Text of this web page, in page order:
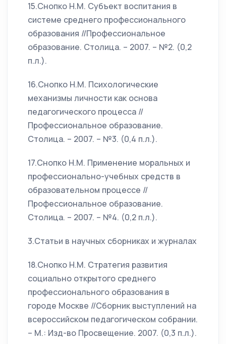
15.Снопко Н.М. Субъект воспитания в
системе среднего профессионального
образования //Профессиональное
образование. Столица. – 2007. – №2. (0,2
п.л.).
16.Снопко Н.М. Психологические
механизмы личности как основа
педагогического процесса //
Профессиональное образование.
Столица. – 2007. – №3. (0,4 п.л.).
17.Снопко Н.М. Применение моральных и
профессионально-учебных средств в
образовательном процессе //
Профессиональное образование.
Столица. – 2007. – №4. (0,2 п.л.).
3.Статьи в научных сборниках и журналах
18.Снопко Н.М. Стратегия развития
социально открытого среднего
профессионального образования в
городе Москве //Сборник выступлений на
всероссийском педагогическом собрании.
– М.: Изд-во Просвещение. 2007. (0,3 п.л.).